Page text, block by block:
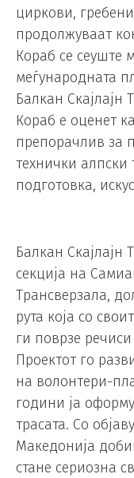
циркови,
продолжуваат
Кораб се сеуште
меѓународната
Балкан Скајлајн
Кораб е оценет
препорачлив за
технички алпски
подготовка,
Балкан Скајлајн
секција на
Трансверзала,
рута која со
ги поврзе
Проектот го
на волонтери-
години ја
трасата. Со
Македонија
стане сериозна